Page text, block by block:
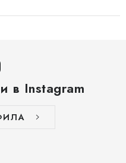
в Instagram